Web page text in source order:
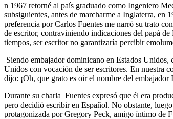
n 1967 retorné al país graduado como Ingeniero
subsiguientes, antes de marcharme a Inglaterra, en
preferencia por Carlos Fuentes me narró su trato
de escritor, contraviniendo indicaciones del papá
tiempos, ser escritor no garantizaría percibir
Siendo embajador dominicano en Estados
Unidos con vocación de ser escritores. En nuestra
dijo: ¡Oh, que grato es oir el nombre del
Durante su charla Fuentes expresó que él era
pero decidió escribir en Español. No obstante,
protagonizada por Gregory Peck, amigo íntimo de